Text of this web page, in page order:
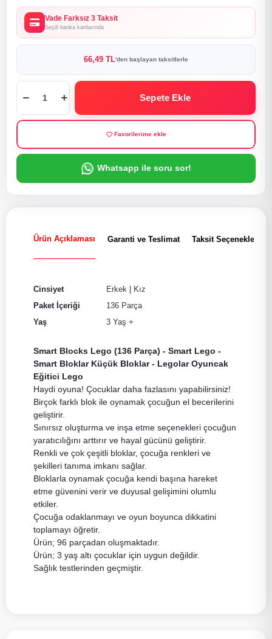
Vade Farksız 3 Taksit
Seçili banka kartlarında
66,49 TL'den başlayan taksitlerle
Sepete Ekle
Favorilerime ekle
Whatsapp ile soru sor!
Ürün Açıklaması Garanti ve Teslimat Taksit Seçenekleri
Cinsiyet Erkek | Kız
Paket İçeriği
136 Parça
Yaş
3 Yaş +
Smart Blocks Lego (136 Parça) - Smart Lego -
Smart Bloklar Küçük Bloklar - Legolar Oyuncak
Eğitici Lego
Haydi oyuna! Çocuklar daha fazlasını yapabilirsiniz!
Birçok farklı blok ile oynamak çocuğun el becerilerini
geliştirir.
Sınırsız oluşturma ve inşa etme seçenekleri çocuğun
yaratıcılığını arttırır ve hayal gücünü geliştirir.
Renkli ve çok çeşitli bloklar, çocuğa renkleri ve
şekilleri tanıma imkanı sağlar.
Bloklarla oynamak çocuğa kendi başına hareket
etme güvenini verir ve duyusal gelişimini olumlu
etkiler.
Çocuğa odaklanmayı ve oyun boyunca dikkatini
toplamayı öğretir.
Ürün; 96 parçadan oluşmaktadır.
Ürün; 3 yaş altı çocuklar için uygun değildir.
Sağlık testlerinden geçmiştir.